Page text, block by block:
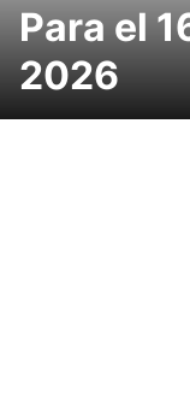
Para el
2026